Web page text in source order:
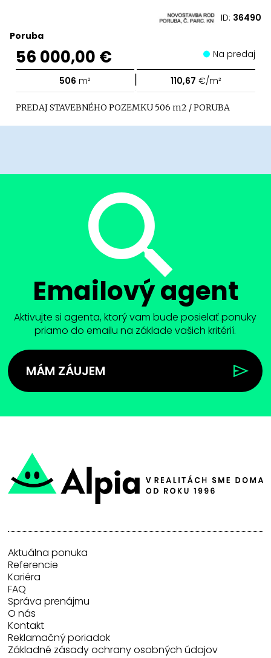
ID: 36490
Poruba
56 000,00 € Na predaj
506 m² | 110,67 €/m²
PREDAJ STAVEBNÉHO POZEMKU 506 m2 / PORUBA
Emailový agent
Aktivujte si agenta, ktorý vam bude posielať ponuky
priamo do emailu na základe vašich kritérií.
MÁM ZÁUJEM
Aktuálna ponuka
Referencie
Kariéra
FAQ
Správa prenájmu
O nás
Kontakt
Reklamačný poriadok
Základné zásady ochrany osobných údajov